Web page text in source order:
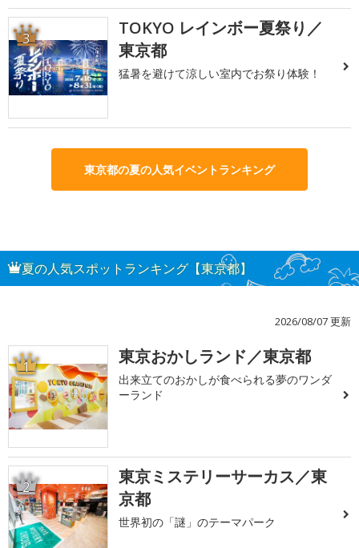
3
TOKYO レインボー夏祭り／
東京都
猛暑を避けて涼しい室内でお祭り体験！
東京都の夏の人気イベントランキング
夏の人気スポットランキング【東京都】
2026/08/07 更新
1 東京おかしランド／東京都
出来立てのおかしが食べられる夢のワンダ
ーランド
2
東京ミステリーサーカス／東
京都
世界初の「謎」のテーマパーク